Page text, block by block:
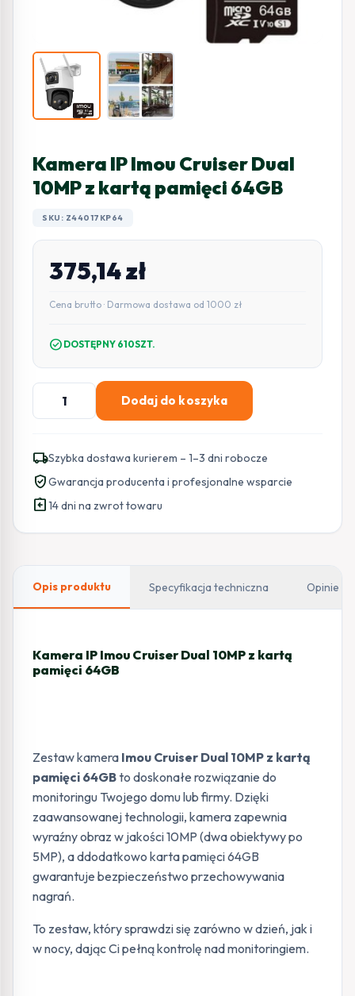
Kamera IP Imou Cruiser Dual
10MP z kartą pamięci 64GB
SKU: Z44017KP64
375,14zł
Cena brutto · Darmowa dostawa od 1000 zł
check_circle DOSTĘPNY 610SZT.
ilość
Kamera
Cruiser
Dual
10MP
64GB
Dodaj do koszyka
local_shippingSzybka dostawa kurierem – 1–3 dni robocze
verified_userGwarancja producenta i profesjonalne wsparcie
assignment_return14 dni na zwrot towaru
Opis produktu Specyfikacja techniczna Opinie
Kamera IP Imou Cruiser Dual 10MP z kartą
pamięci 64GB
Zestaw kamera Imou Cruiser Dual 10MP z kartą
pamięci 64GBto doskonałe rozwiązanie do
monitoringu Twojego domu lub firmy. Dzięki
zaawansowanej technologii, kamera zapewnia
wyraźny obraz w jakości 10MP (dwa obiektywy po
5MP), a ddodatkowo karta pamięci 64GB
gwarantuje bezpieczeństwo przechowywania
nagrań.
To zestaw, który sprawdzi się zarówno w dzień, jak i
w nocy, dając Ci pełną kontrolę nad monitoringiem.